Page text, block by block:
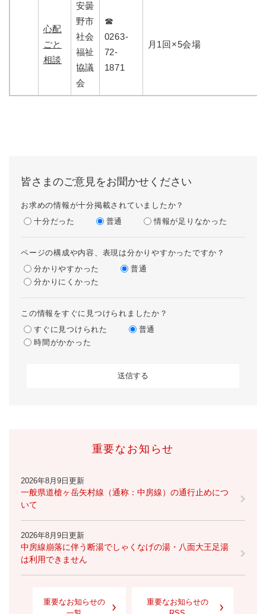
心配
ごと
相談
安曇
野市
社会
福祉
協議
会
☎
0263-
72-
1871
月1回×5会場
皆さまのご意見をお聞かせください
お求めの情報が十分掲載されていましたか？
十分だった
普通 情報が足りなかった
ページの構成や内容、表現は分かりやすかったですか？
分かりやすかった
普通
分かりにくかった
この情報をすぐに見つけられましたか？
すぐに見つけられた
普通
時間がかかった
重要なお知らせ
2026年8月9日更新
一般県道槍ヶ岳矢村線（通称：中房線）の通行止めにつ
いて
2026年8月9日更新
中房線崩落に伴う断湯でしゃくなげの湯・八面大王足湯
は利用できません
重要なお知らせの
重要なお知らせの